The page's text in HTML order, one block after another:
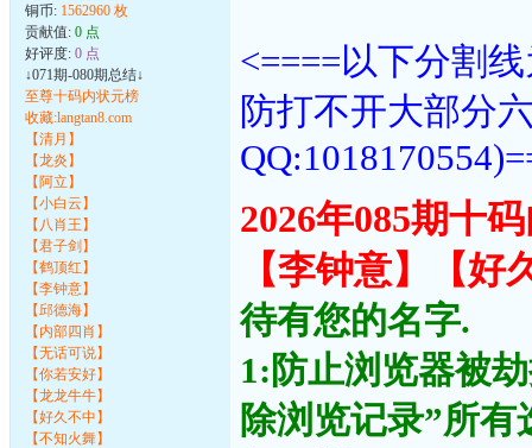
铜币: 1562960 枚
贡献值: 0 点
好评度: 0 点
↓071期-080期总结↓
至尊十码内状元榜
收藏:langtan8.com
【清月】
【龙炎】
【阿立】
【小白云】
【八肖王】
【君子剑】
【鹤顶红】
【李钟意】
【邱德海】
【内部四肖】
【无话可说】
【你若安好】
【龙龙牛牛】
【好久不中】
【不知火舞】
<====以下分割
防打不开大部分
2026年085期十
【李钟意】【
待有您的名字.
1:防止浏览器被
除浏览记录”所